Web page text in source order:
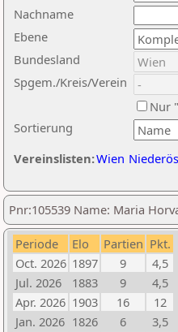
Nachname
Ebene
Sortierung
Bundesland
Spgem./Kreis/Verein
Nur
Vereinslisten:Wien
Pnr:105539 Name: Maria
Periode Elo Partien Pkt.
Oct. 2026 1897 9
4,5
Jul. 2026
1883 9
4,5
Apr. 2026 1903 16
12
Jan. 2026 1826 6
3,5